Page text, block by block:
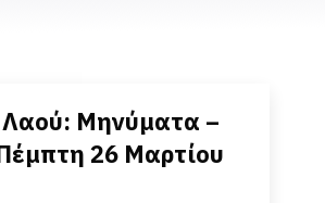
Μηνύματα –
26 Μαρτίου